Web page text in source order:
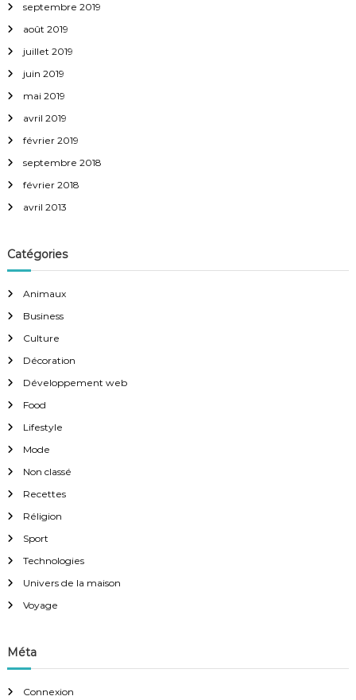
septembre 2019
août 2019
juillet 2019
juin 2019
mai 2019
avril 2019
février 2019
septembre 2018
février 2018
avril 2013
Catégories
Animaux
Business
Culture
Décoration
Développement web
Food
Lifestyle
Mode
Non classé
Recettes
Réligion
Sport
Technologies
Univers de la maison
Voyage
Méta
Connexion